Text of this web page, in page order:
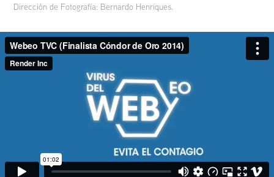
Dirección de Fotografía: Bernardo Henriques.